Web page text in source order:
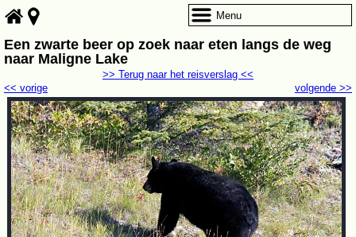
Een zwarte beer op zoek naar eten langs de weg
naar Maligne Lake
volgende >>
<< vorige
>> Terug naar het reisverslag <<
Menu